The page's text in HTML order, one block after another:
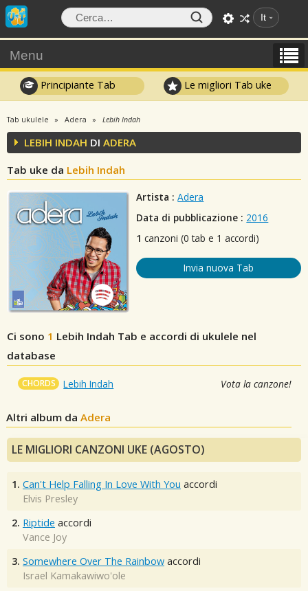
It
Menu
Principiante Tab Le migliori Tab uke
Tab ukulele Adera Lebih Indah
LEBIH INDAH DI ADERA
Tab uke da Lebih Indah
Artista : Adera
Data di pubblicazione : 2016
1 canzoni (0 tab e 1 accordi)
Invia nuova Tab
Ci sono 1 Lebih Indah Tab e accordi di ukulele nel
database
CHORDS Lebih Indah Vota la canzone!
Altri album daAdera
LE MIGLIORI CANZONI UKE (AGOSTO)
1. Can't Help Falling In Love With You accordi
Elvis Presley
2. Riptide accordi
Vance Joy
3. Somewhere Over The Rainbow accordi
Israel Kamakawiwo'ole